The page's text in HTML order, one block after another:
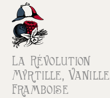
La Révolution
Myrtille, Vanille
Framboise